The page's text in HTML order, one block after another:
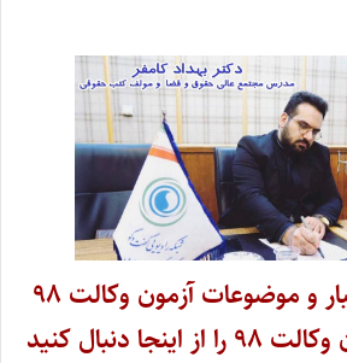
برای اطلاع از اخبار و موضوعات آزمون وکالت ۹۸
دنبال کنید